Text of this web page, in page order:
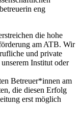
eng
die hohe
am ATB. Wir
und private
Institut oder
Betreuer*innen am
die diesen Erfolg
erst möglich